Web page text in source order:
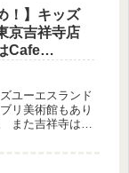
！】キッズ
京吉祥寺店
Cafe
ユーエスランド
リ美術館もあり
また吉祥寺はラ